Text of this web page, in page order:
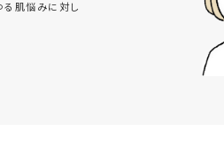
る肌悩みに対し